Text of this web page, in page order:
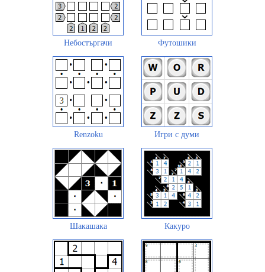
Небостъргачи Футошики
Renzoku Игри с думи
Шакашака Какуро